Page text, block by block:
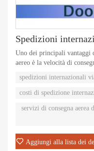
Uno dei principali vantaggi
aereo è la velocità di
garantisce che la merce
processo di spedizione.
spedizioni internazionali
costi di spedizione
servizi di consegna
Aggiungi alla lista dei